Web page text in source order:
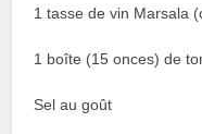
1 tasse de vin Marsala
1 boîte (15 onces) de
Sel au goût